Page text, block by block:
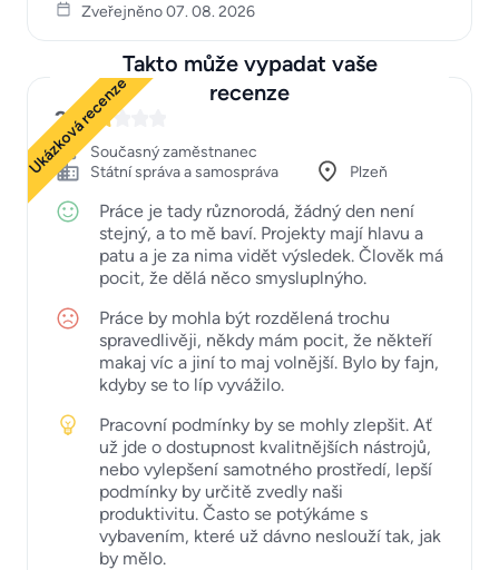
Zveřejněno 07. 08. 2026
Takto může vypadat vaše
recenze
Ukázková recenze
2
Současný zaměstnanec
Státní správa a samospráva
Plzeň
Práce je tady různorodá, žádný den není
stejný, a to mě baví. Projekty mají hlavu a
patu a je za nima vidět výsledek. Člověk má
pocit, že dělá něco smysluplnýho.
Práce by mohla být rozdělená trochu
spravedlivěji, někdy mám pocit, že někteří
makaj víc a jiní to maj volnější. Bylo by fajn,
kdyby se to líp vyvážilo.
Pracovní podmínky by se mohly zlepšit. Ať
už jde o dostupnost kvalitnějších nástrojů,
nebo vylepšení samotného prostředí, lepší
podmínky by určitě zvedly naši
produktivitu. Často se potýkáme s
vybavením, které už dávno neslouží tak, jak
by mělo.